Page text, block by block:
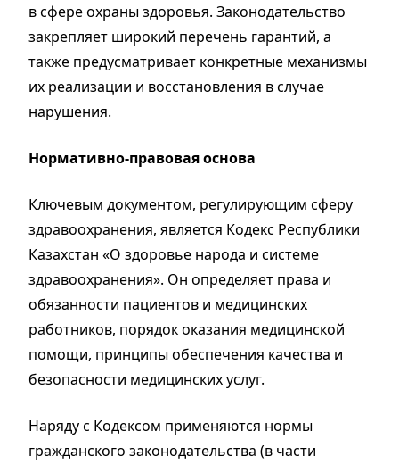
в сфере охраны здоровья. Законодательство
закрепляет широкий перечень гарантий, а
также предусматривает конкретные механизмы
их реализации и восстановления в случае
нарушения.
Нормативно-правовая основа
Ключевым документом, регулирующим сферу
здравоохранения, является Кодекс Республики
Казахстан «О здоровье народа и системе
здравоохранения». Он определяет права и
обязанности пациентов и медицинских
работников, порядок оказания медицинской
помощи, принципы обеспечения качества и
безопасности медицинских услуг.
Наряду с Кодексом применяются нормы
гражданского законодательства (в части